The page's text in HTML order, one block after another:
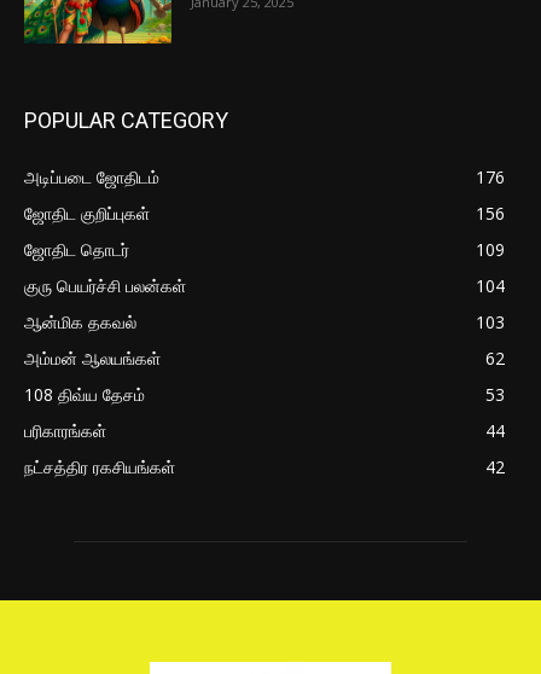
POPULAR CATEGORY
அடிப்படை ஜோதிடம்
176
ஜோதிட குறிப்புகள்
156
ஜோதிட தொடர்
109
குரு பெயர்ச்சி பலன்கள்
104
ஆன்மிக தகவல்
103
அம்மன் ஆலயங்கள்
62
108 திவ்ய தேசம்
53
பரிகாரங்கள்
44
நட்சத்திர ரகசியங்கள்
42